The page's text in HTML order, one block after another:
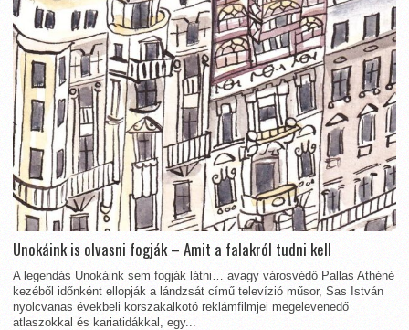
Unokáink is olvasni fogják – Amit a falakról tudni kell
A legendás Unokáink sem fogják látni… avagy városvédő Pallas Athéné
kezéből időnként ellopják a lándzsát című televízió műsor, Sas István
nyolcvanas évekbeli korszakalkotó reklámfilmjei megelevenedő
atlaszokkal és kariatidákkal, egy...